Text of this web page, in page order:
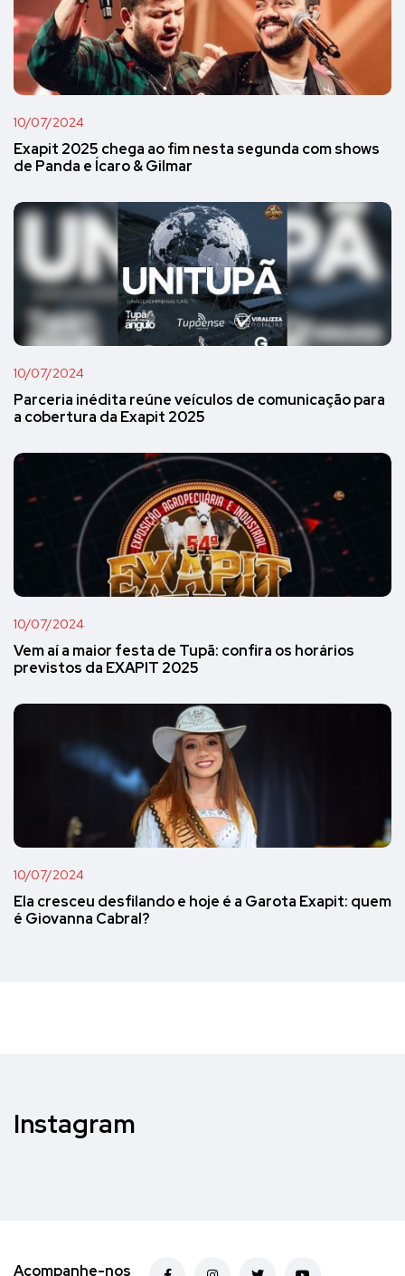
10/07/2024
Exapit 2025 chega ao fim nesta segunda com shows
de Panda e Ícaro & Gilmar
10/07/2024
Parceria inédita reúne veículos de comunicação para
a cobertura da Exapit 2025
10/07/2024
Vem aí a maior festa de Tupã: confira os horários
previstos da EXAPIT 2025
10/07/2024
Ela cresceu desfilando e hoje é a Garota Exapit: quem
é Giovanna Cabral?
Instagram
Acompanhe-nos